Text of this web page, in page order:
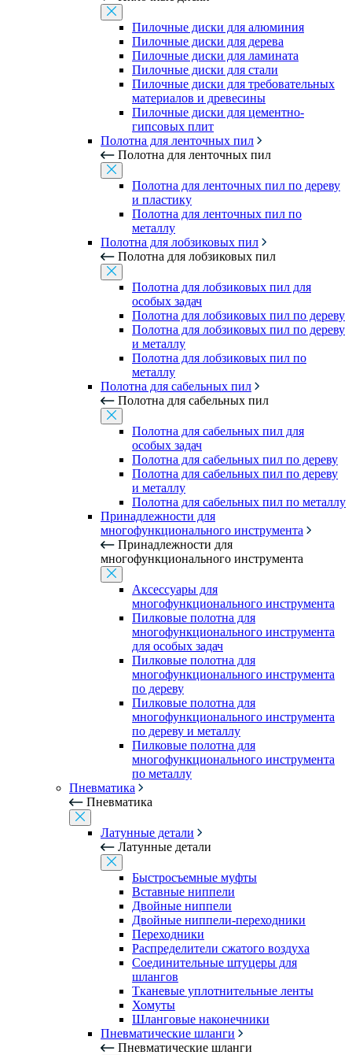
Пилочные диски для алюминия
Пилочные диски для дерева
Пилочные диски для ламината
Пилочные диски для стали
Пилочные диски для требовательных
материалов и древесины
Пилочные диски для цементно-
гипсовых плит
Полотна для ленточных пил
Полотна для ленточных пил
Полотна для ленточных пил по дереву
и пластику
Полотна для ленточных пил по
металлу
Полотна для лобзиковых пил
Полотна для лобзиковых пил
Полотна для лобзиковых пил для
особых задач
Полотна для лобзиковых пил по дереву
Полотна для лобзиковых пил по дереву
и металлу
Полотна для лобзиковых пил по
металлу
Полотна для сабельных пил
Полотна для сабельных пил
Полотна для сабельных пил для
особых задач
Полотна для сабельных пил по дереву
Полотна для сабельных пил по дереву
и металлу
Полотна для сабельных пил по металлу
Принадлежности для
многофункционального инструмента
Принадлежности для
многофункционального инструмента
Аксессуары для
многофункционального инструмента
Пилковые полотна для
многофункционального инструмента
для особых задач
Пилковые полотна для
многофункционального инструмента
по дереву
Пилковые полотна для
многофункционального инструмента
по дереву и металлу
Пилковые полотна для
многофункционального инструмента
по металлу
Пневматика
Пневматика
Латунные детали
Латунные детали
Быстросъемные муфты
Вставные ниппели
Двойные ниппели
Двойные ниппели-переходники
Переходники
Распределители сжатого воздуха
Соединительные штуцеры для
шлангов
Тканевые уплотнительные ленты
Хомуты
Шланговые наконечники
Пневматические шланги
Пневматические шланги